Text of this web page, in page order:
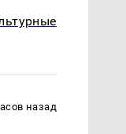
назад